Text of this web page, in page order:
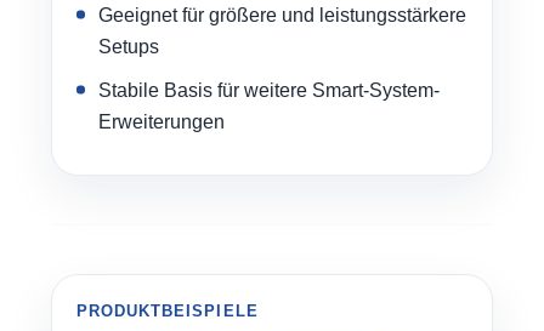
Geeignet für größere und leistungsstärkere
Setups
Stabile Basis für weitere Smart-System-
Erweiterungen
PRODUKTBEISPIELE